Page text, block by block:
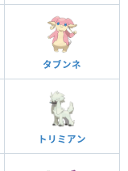
タブンネ
トリミアン